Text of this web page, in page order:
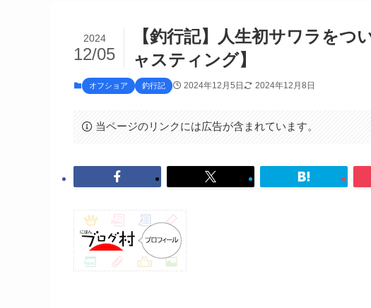
【釣行記】人生初サワラをつ
ャスティング】
2024
12/05
オフショア 釣行記 2024年12月5日 2024年12月8日
当ページのリンクには広告が含まれています。